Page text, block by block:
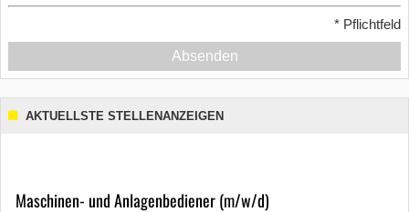
* Pflichtfeld
Absenden
AKTUELLSTE STELLENANZEIGEN
Maschinen- und Anlagenbediener (m/w/d)